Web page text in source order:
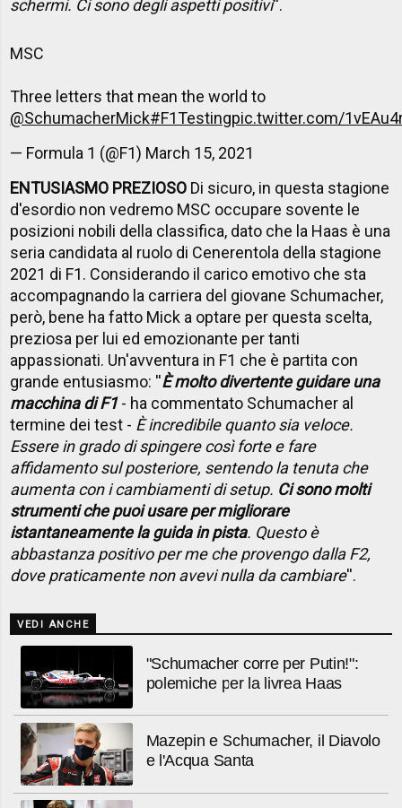
schermi. Ci sono degli aspetti positivi''.
MSC
Three letters that mean the world to
@SchumacherMick#F1Testingpic.twitter.com/
— Formula 1 (@F1) March 15, 2021
ENTUSIASMO PREZIOSO Di sicuro, in questa stagione
d'esordio non vedremo MSC occupare sovente le
posizioni nobili della classifica, dato che la Haas è una
seria candidata al ruolo di Cenerentola della stagione
2021 di F1. Considerando il carico emotivo che sta
accompagnando la carriera del giovane Schumacher,
però, bene ha fatto Mick a optare per questa scelta,
preziosa per lui ed emozionante per tanti
appassionati. Un'avventura in F1 che è partita con
grande entusiasmo: ''È molto divertente guidare una
macchina di F1- ha commentato Schumacher al
termine dei test - È incredibile quanto sia veloce.
Essere in grado di spingere così forte e fare
affidamento sul posteriore, sentendo la tenuta che
aumenta con i cambiamenti di setup. Ci sono molti
strumenti che puoi usare per migliorare
istantaneamente la guida in pista. Questo è
abbastanza positivo per me che provengo dalla F2,
dove praticamente non avevi nulla da cambiare''.
VEDI ANCHE
"Schumacher corre per Putin!":
polemiche per la livrea Haas
Mazepin e Schumacher, il Diavolo
e l'Acqua Santa